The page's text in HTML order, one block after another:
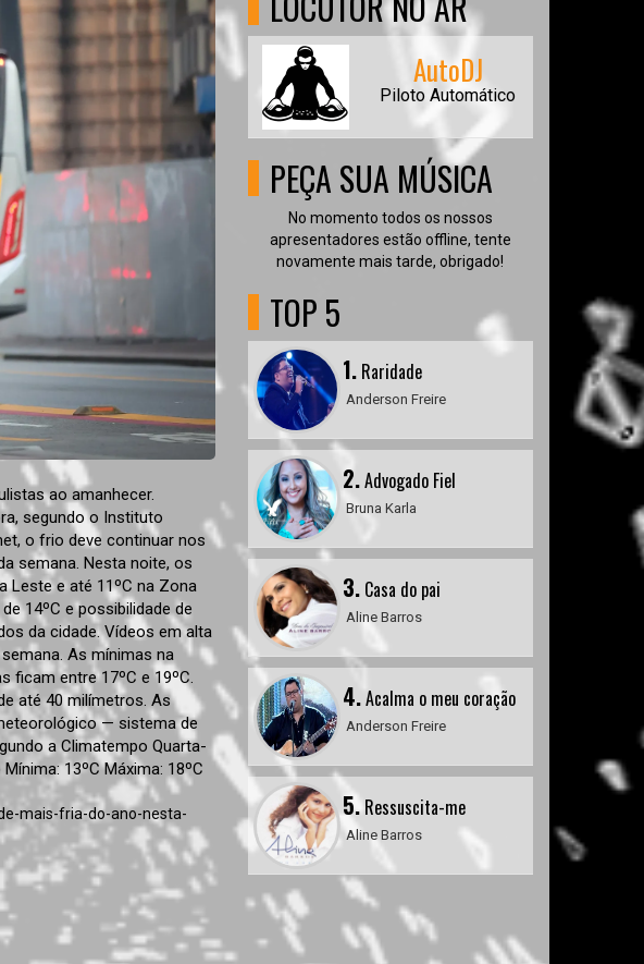
ao amanhecer.
segundo o Instituto
o frio deve continuar nos
semana. Nesta noite, os
Leste e até 11ºC na Zona
14ºC e possibilidade de
da cidade. Vídeos em alta
As mínimas na
ficam entre 17ºC e 19ºC.
até 40 milímetros. As
— sistema de
a Climatempo Quarta-
13ºC Máxima: 18ºC
mais-fria-do-ano-nesta-
AutoDJ
Piloto Automático
PEÇA SUA MÚSICA
No momento todos os nossos
apresentadores estão offline, tente
novamente mais tarde, obrigado!
TOP 5
1.Raridade
Anderson Freire
2.Advogado Fiel
Bruna Karla
3.Casa do pai
Aline Barros
4.Acalma o meu coração
Anderson Freire
5.Ressuscita-me
Aline Barros